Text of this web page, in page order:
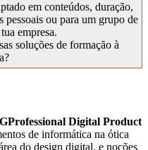
em conteúdos, duração,
pessoais ou para um grupo de
empresa.
soluções de formação à
Digital Product
de informática na ótica
do design digital, e noções